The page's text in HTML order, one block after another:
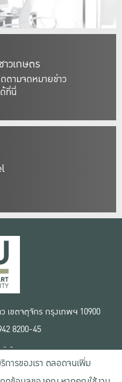
วเกษตร
ามจดหมายข่าว
ที่นี่
เขตจตุจักร กรุงเทพฯ 10900
8200-45
ว็บไซต์
ช้งาน
วนตัว
การของเรา ตลอดจนเพิ่ม